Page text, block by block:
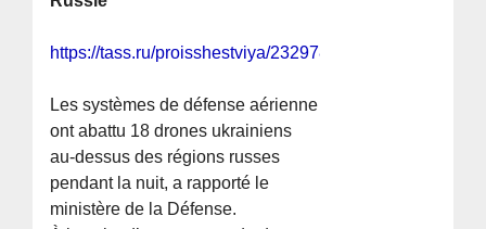
https://tass.ru/proisshestviya/23297881
Les systèmes de défense aérienne
ont abattu 18 drones ukrainiens
au-dessus des régions russes
pendant la nuit, a rapporté le
ministère de la Défense.